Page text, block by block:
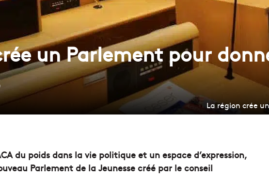
un Parlement pour
La région crée
du poids dans la vie politique et un espace d’expression,
Parlement de la Jeunesse créé par le conseil